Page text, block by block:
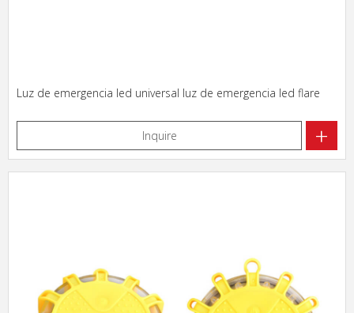
Luz de emergencia led universal luz de emergencia led flare
Inquire +